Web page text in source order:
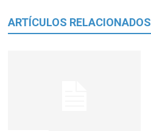
ARTÍCULOS RELACIONADOS